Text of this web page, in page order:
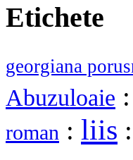
Etichete
georgiana
Abuzuloaie :
roman : liis :